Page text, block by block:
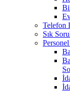
Telefon
Sık